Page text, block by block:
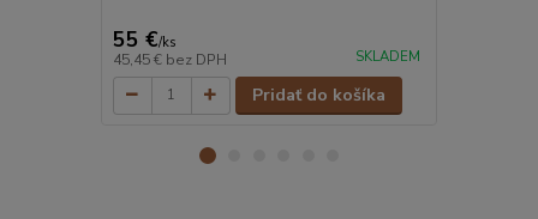
55 €/ks
45,45 € bez DPH SKLADEM
Pridať do košíka